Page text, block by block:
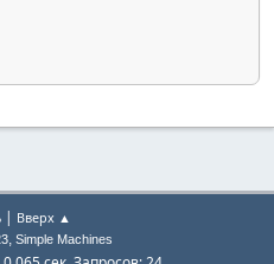
| Вверх ▲
, Simple Machines